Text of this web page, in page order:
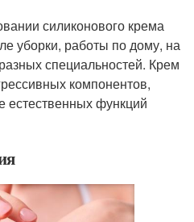
силиконового крема
уборки, работы по дому, на
специальностей. Крем
компонентов,
естественных функций